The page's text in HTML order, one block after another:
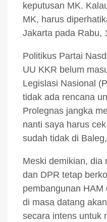
keputusan MK.
MK, harus
Jakarta pada Rabu,
Politikus Partai
UU KKR belum
Legislasi Nasional
tidak ada rencana
Prolegnas jangka
nanti saya harus
sudah tidak di
Meski demikian, dia
dan DPR tetap
pembangunan
di masa datang
secara intens untuk